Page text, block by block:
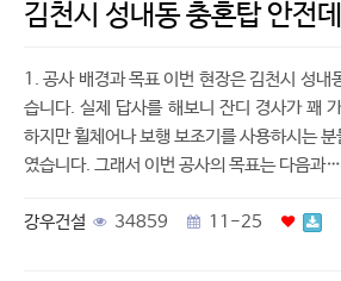
김천시 성내동 충혼탑 안전
1. 공사 배경과 목표 이번 현장은 김천시 성내
습니다. 실제 답사를 해보니 잔디 경사가 꽤
하지만 휠체어나 보행 보조기를 사용하시는
였습니다. 그래서 이번 공사의 목표는 다음과…
강우건설 34859 11-25